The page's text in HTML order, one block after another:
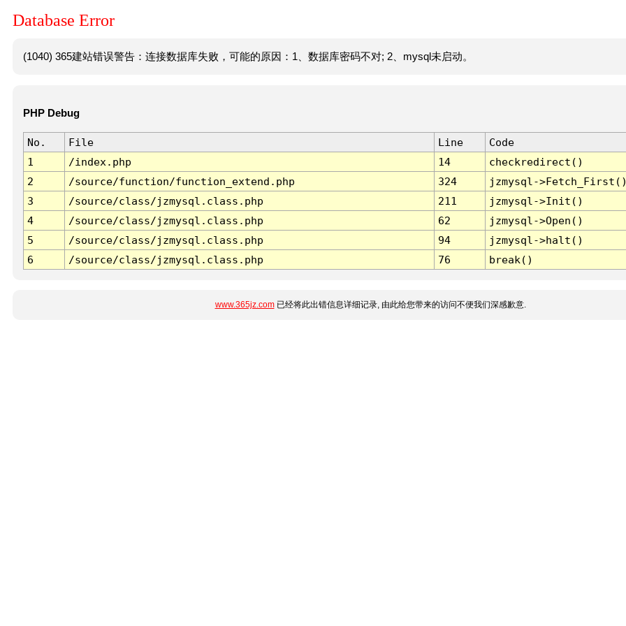
Database Error
(1040) 365建站错误警告：连接数据库失败，可能的原因：1、数据库密码不对; 2、mysql未启动。
PHP Debug
No. File Line
Code
1
/index.php 14
checkredirect()
2
/source/function/function_extend.php 324
jzmysql-
3
/source/class/jzmysql.class.php 211
jzmysql->Init()
4
/source/class/jzmysql.class.php 62
jzmysql->Open()
5
/source/class/jzmysql.class.php 94
jzmysql->halt()
6
/source/class/jzmysql.class.php 76 break()
www.365jz.com已经将此出错信息详细记录, 由此给您带来的访问不便我们深感歉意.